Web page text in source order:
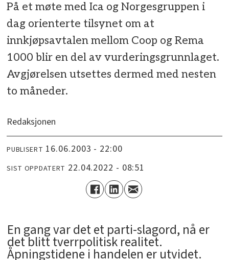
På et møte med Ica og Norgesgruppen i
dag orienterte tilsynet om at
innkjøpsavtalen mellom Coop og Rema
1000 blir en del av vurderingsgrunnlaget.
Avgjørelsen utsettes dermed med nesten
to måneder.
Redaksjonen
PUBLISERT 16.06.2003 - 22:00
SIST OPPDATERT 22.04.2022 - 08:51
En gang var det et parti-slagord, nå er
det blitt tverrpolitisk realitet.
Åpningstidene i handelen er utvidet.